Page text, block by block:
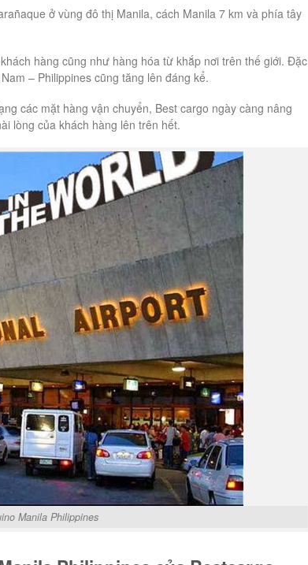
ở vùng đô thị Manila, cách Manila 7 km và phía tây
hàng cũng như hàng hóa từ khắp nơi trên thế giới. Đặc
– Philippines cũng tăng lên đáng kể.
các mặt hàng vận chuyển, Best cargo ngày càng nâng
lòng của khách hàng lên trên hết.
Manila Philippines